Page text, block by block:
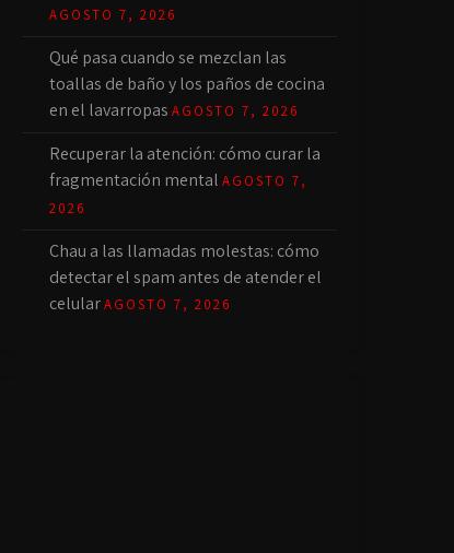
AGOSTO 7, 2026
Qué pasa cuando se mezclan las
toallas de baño y los paños de cocina
en el lavarropas AGOSTO 7, 2026
Recuperar la atención: cómo curar la
fragmentación mental AGOSTO 7,
2026
Chau a las llamadas molestas: cómo
detectar el spam antes de atender el
celular AGOSTO 7, 2026